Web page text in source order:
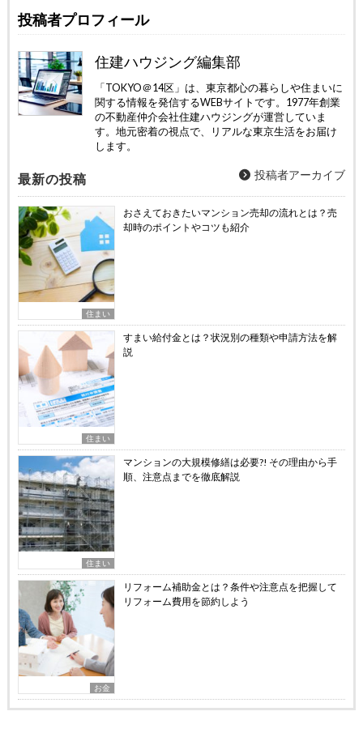
投稿者プロフィール
住建ハウジング編集部
「TOKYO＠14区」は、東京都心の暮らしや住まいに
関する情報を発信するWEBサイトです。1977年創業
の不動産仲介会社住建ハウジングが運営していま
す。地元密着の視点で、リアルな東京生活をお届け
します。
最新の投稿 投稿者アーカイブ
住まい
おさえておきたいマンション売却の流れとは？売
却時のポイントやコツも紹介
住まい
すまい給付金とは？状況別の種類や申請方法を解
説
住まい
マンションの大規模修繕は必要?! その理由から手
順、注意点までを徹底解説
お金
リフォーム補助金とは？条件や注意点を把握して
リフォーム費用を節約しよう